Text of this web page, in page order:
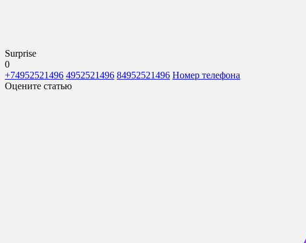
Surprise
0
+74952521496 4952521496 84952521496 Номер телефона
Оцените статью